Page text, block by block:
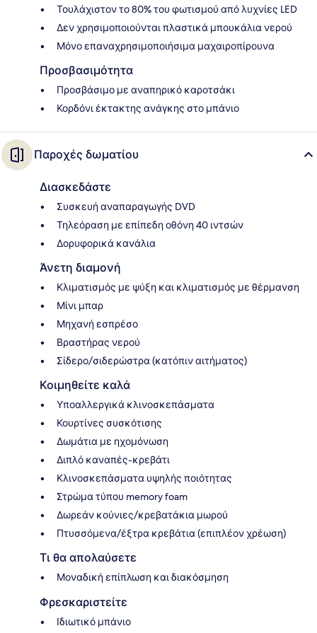
Τουλάχιστον το 80% του φωτισμού από λυχνίες LED
Δεν χρησιμοποιούνται πλαστικά μπουκάλια νερού
Μόνο επαναχρησιμοποιήσιμα μαχαιροπίρουνα
Προσβασιμότητα
Προσβάσιμο με αναπηρικό καροτσάκι
Κορδόνι έκτακτης ανάγκης στο μπάνιο
Παροχές δωματίου
Διασκεδάστε
Συσκευή αναπαραγωγής DVD
Τηλεόραση με επίπεδη οθόνη 40 ιντσών
Δορυφορικά κανάλια
Άνετη διαμονή
Κλιματισμός με ψύξη και κλιματισμός με θέρμανση
Μίνι μπαρ
Μηχανή εσπρέσο
Βραστήρας νερού
Σίδερο/σιδερώστρα (κατόπιν αιτήματος)
Κοιμηθείτε καλά
Υποαλλεργικά κλινοσκεπάσματα
Κουρτίνες συσκότισης
Δωμάτια με ηχομόνωση
Διπλό καναπές-κρεβάτι
Κλινοσκεπάσματα υψηλής ποιότητας
Στρώμα τύπου memory foam
Δωρεάν κούνιες/κρεβατάκια μωρού
Πτυσσόμενα/έξτρα κρεβάτια (επιπλέον χρέωση)
Τι θα απολαύσετε
Μοναδική επίπλωση και διακόσμηση
Φρεσκαριστείτε
Ιδιωτικό μπάνιο